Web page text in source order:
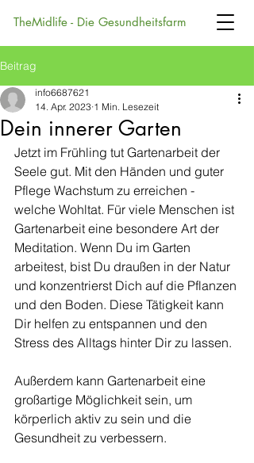
TheMidlife - Die Gesundheitsfarm
Beitrag
Dein innerer Garten
info6687621
14. Apr. 2023 1 Min. Lesezeit
Jetzt im Frühling tut Gartenarbeit der
Seele gut. Mit den Händen und guter
Pflege Wachstum zu erreichen -
welche Wohltat. Für viele Menschen ist
Gartenarbeit eine besondere Art der
Meditation. Wenn Du im Garten
arbeitest, bist Du draußen in der Natur
und konzentrierst Dich auf die Pflanzen
und den Boden. Diese Tätigkeit kann
Dir helfen zu entspannen und den
Stress des Alltags hinter Dir zu lassen.
Außerdem kann Gartenarbeit eine
großartige Möglichkeit sein, um
körperlich aktiv zu sein und die
Gesundheit zu verbessern.